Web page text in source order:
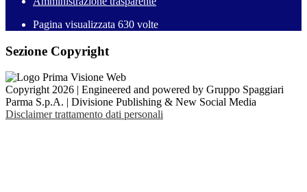
Pagina visualizzata 630 volte
Sezione Copyright
Copyright 2026 | Engineered and powered by Gruppo Spaggiari
Parma S.p.A. | Divisione Publishing & New Social Media
Disclaimer trattamento dati personali